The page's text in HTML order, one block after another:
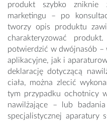
produkt szybko zniknie
marketingu – po
tworzy opis produktu
charakteryzować
potwierdzić w dwójnasób –
aplikacyjne, jak i
deklarację dotyczącą
ciała, można zlecić
tym przypadku ochotnicy
nawilżające – lub
specjalistycznej aparatury